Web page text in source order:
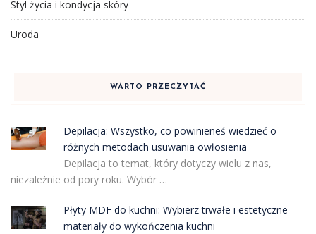
Styl życia i kondycja skóry
Uroda
WARTO PRZECZYTAĆ
Depilacja: Wszystko, co powinieneś wiedzieć o
różnych metodach usuwania owłosienia
Depilacja to temat, który dotyczy wielu z nas,
niezależnie od pory roku. Wybór …
Płyty MDF do kuchni: Wybierz trwałe i estetyczne
materiały do wykończenia kuchni